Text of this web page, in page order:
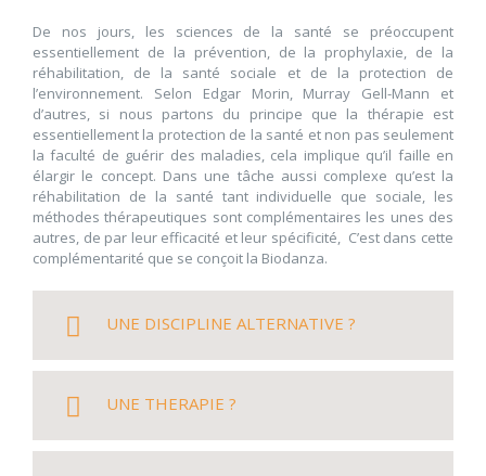
De nos jours, les sciences de la santé se préoccupent
essentiellement de la prévention, de la prophylaxie, de la
réhabilitation, de la santé sociale et de la protection de
l’environnement. Selon Edgar Morin, Murray Gell-Mann et
d’autres, si nous partons du principe que la thérapie est
essentiellement la protection de la santé et non pas seulement
la faculté de guérir des maladies, cela implique qu’il faille en
élargir le concept. Dans une tâche aussi complexe qu’est la
réhabilitation de la santé tant individuelle que sociale, les
méthodes thérapeutiques sont complémentaires les unes des
autres, de par leur efficacité et leur spécificité, C’est dans cette
complémentarité que se conçoit la Biodanza.
UNE DISCIPLINE ALTERNATIVE ?
UNE THERAPIE ?